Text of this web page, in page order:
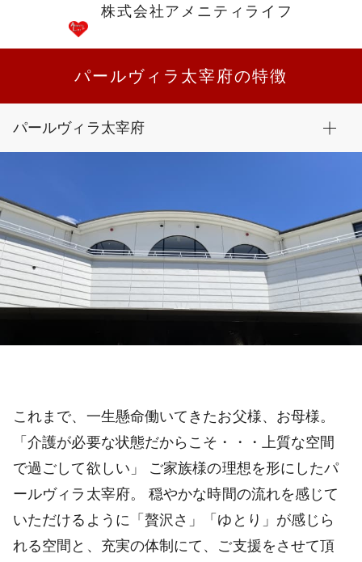
株式会社アメニティライフ
パールヴィラ太宰府
パールヴィラ太宰府の特徴
これまで、一生懸命働いてきたお父様、お母様。
「介護が必要な状態だからこそ・・・上質な空間
で過ごして欲しい」 ご家族様の理想を形にしたパ
ールヴィラ太宰府。 穏やかな時間の流れを感じて
いただけるように「贅沢さ」「ゆとり」が感じら
れる空間と、充実の体制にて、ご支援をさせて頂